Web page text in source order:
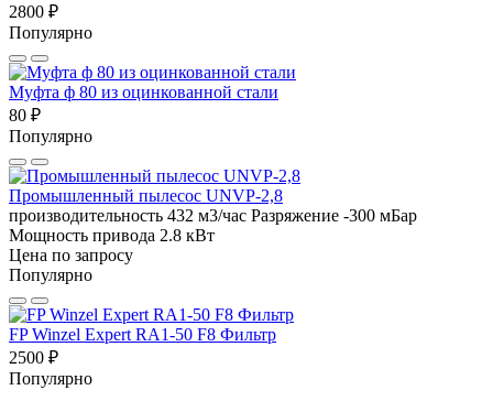
2800 ₽
Популярно
Муфта ф 80 из оцинкованной стали
80 ₽
Популярно
Промышленный пылесос UNVP-2,8
производительность 432 м3/час Разряжение -300 мБар
Мощность привода 2.8 кВт
Цена по запросу
Популярно
FP Winzel Expert RA1-50 F8 Фильтр
2500 ₽
Популярно